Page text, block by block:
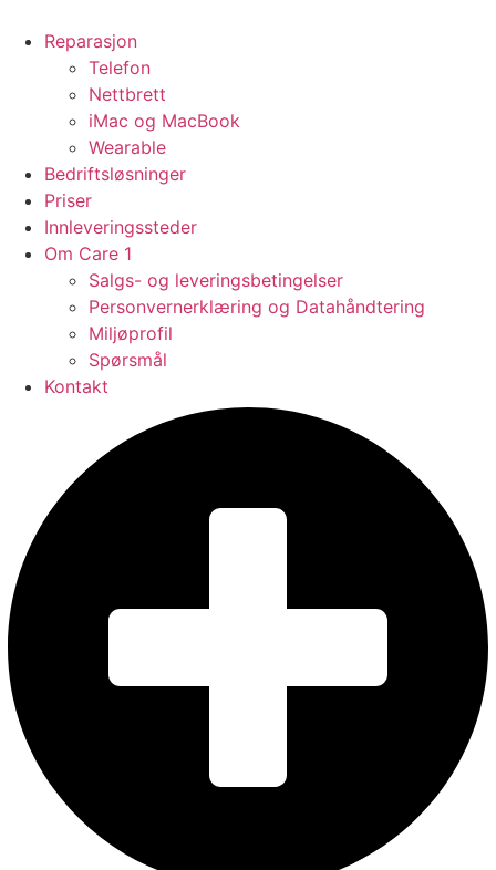
Reparasjon
Telefon
Nettbrett
iMac og MacBook
Wearable
Bedriftsløsninger
Priser
Innleveringssteder
Om Care 1
Salgs- og leveringsbetingelser
Personvernerklæring og Datahåndtering
Miljøprofil
Spørsmål
Kontakt